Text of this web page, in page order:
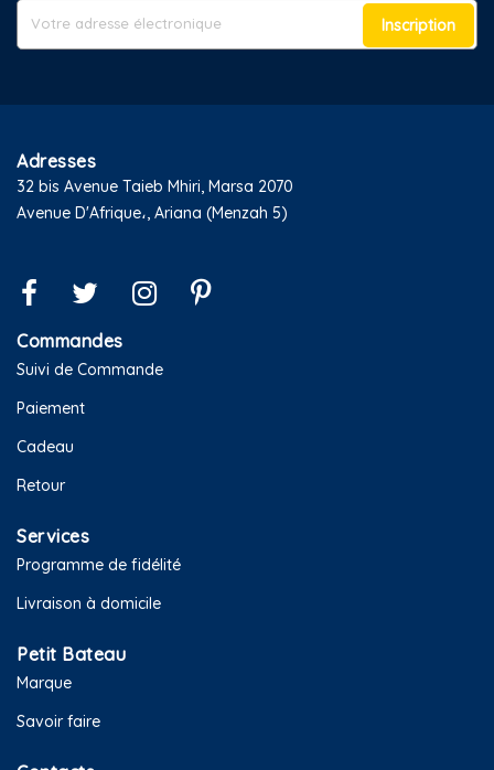
Inscription
Adresses
32 bis Avenue Taieb Mhiri, Marsa 2070
Avenue D'Afrique،, Ariana (Menzah 5)
Commandes
Suivi de Commande
Paiement
Cadeau
Retour
Services
Programme de fidélité
Livraison à domicile
Petit Bateau
Marque
Savoir faire